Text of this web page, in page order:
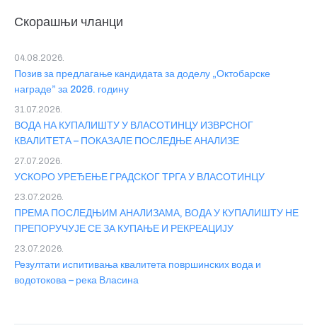
Скорашњи чланци
Позив за предлагање кандидата за доделу „Октобарске
награде” за 2026. годину
04.08.2026.
ВОДА НА КУПАЛИШТУ У ВЛАСОТИНЦУ ИЗВРСНОГ
КВАЛИТЕТА – ПОКАЗАЛЕ ПОСЛЕДЊЕ АНАЛИЗЕ
31.07.2026.
УСКОРО УРЕЂЕЊЕ ГРАДСКОГ ТРГА У ВЛАСОТИНЦУ
27.07.2026.
ПРЕМА ПОСЛЕДЊИМ АНАЛИЗАМА, ВОДА У КУПАЛИШТУ НЕ
ПРЕПОРУЧУЈЕ СЕ ЗА КУПАЊЕ И РЕКРЕАЦИЈУ
23.07.2026.
Резултати испитивања квалитета површинских вода и
водотокова – река Власина
23.07.2026.